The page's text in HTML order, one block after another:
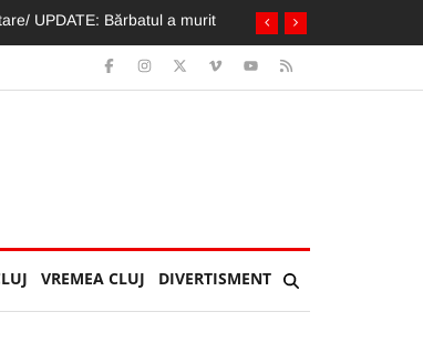
omul, vorba aia :)
VREMEA CLUJ DIVERTISMENT